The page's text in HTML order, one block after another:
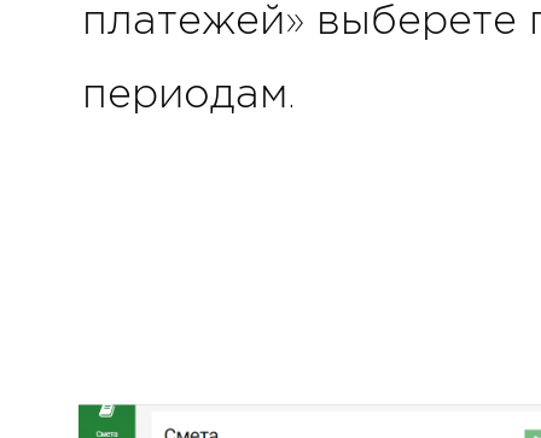
платежей» выберете
периодам.